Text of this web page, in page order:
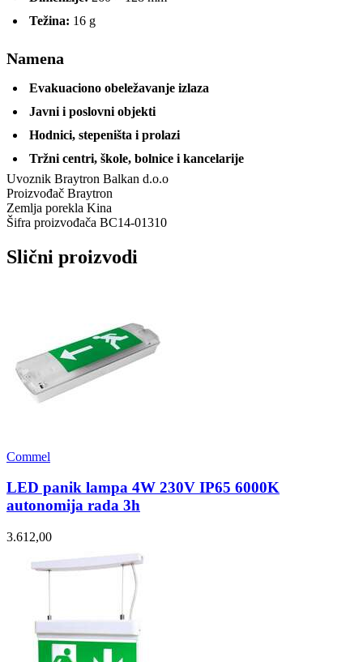
Težina: 16 g
Namena
Evakuaciono obeležavanje izlaza
Javni i poslovni objekti
Hodnici, stepeništa i prolazi
Tržni centri, škole, bolnice i kancelarije
Uvoznik Braytron Balkan d.o.o
Proizvođač Braytron
Zemlja porekla Kina
Šifra proizvođača BC14-01310
Slični proizvodi
Commel
LED panik lampa 4W 230V IP65 6000K
autonomija rada 3h
3.612,00